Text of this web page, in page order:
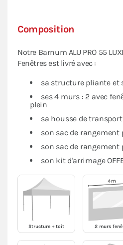
Composition
Notre Barnum ALU PRO 55
Fenêtres est livré avec :
sa structure pliante et
ses 4 murs : 2 avec
plein
sa housse de transport
son sac de rangement
son sac de rangement
son kit d'arrimage
Structure + toit 2 murs